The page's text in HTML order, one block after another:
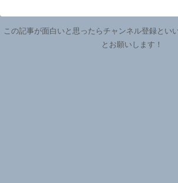
この記事が面白いと思ったらチャンネル登録とい
とお願いします！